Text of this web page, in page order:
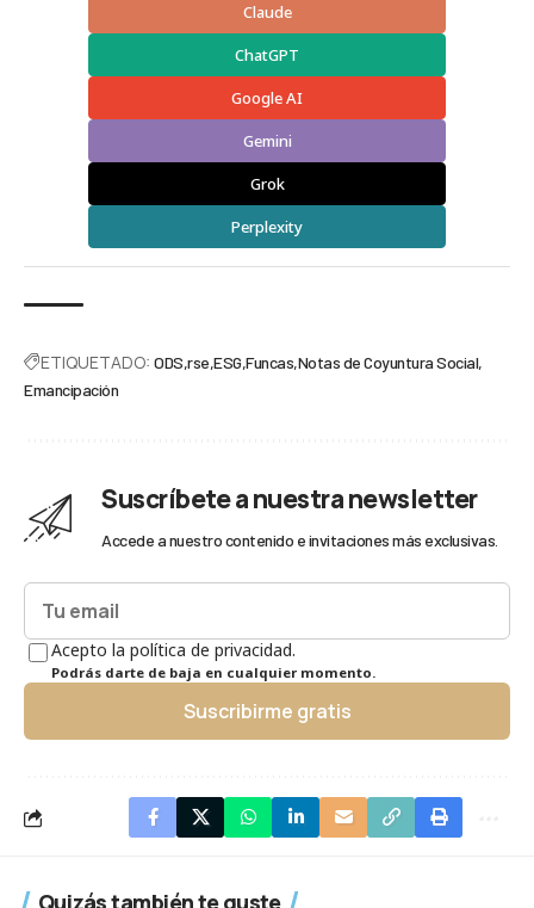
Claude
ChatGPT
Google AI
Gemini
Grok
Perplexity
ETIQUETADO: ODS rse ESG Funcas Notas de Coyuntura Social
Emancipación
Suscríbete a nuestra newsletter
Accede a nuestro contenido e invitaciones más exclusivas.
Acepto la política de privacidad.
Podrás darte de baja en cualquier momento.
Suscribirme gratis